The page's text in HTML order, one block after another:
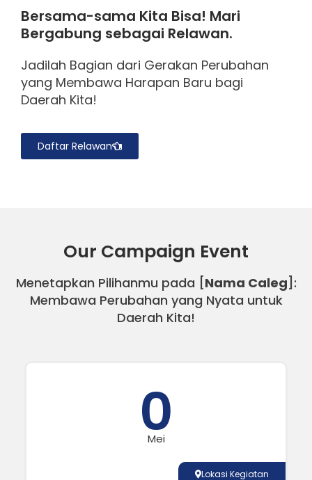
Bersama-sama Kita Bisa! Mari
Bergabung sebagai Relawan.
Jadilah Bagian dari Gerakan Perubahan
yang Membawa Harapan Baru bagi
Daerah Kita!
Daftar Relawan
Our Campaign Event
Menetapkan Pilihanmu pada [ Nama Caleg ]:
Membawa Perubahan yang Nyata untuk
Daerah Kita!
Mei
0
Lokasi Kegiatan